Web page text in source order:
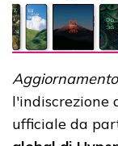
l'indiscrezione
ufficiale da